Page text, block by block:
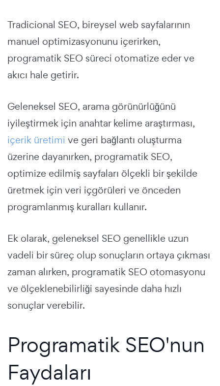
Tradicional SEO, bireysel web sayfalarının
manuel optimizasyonunu içerirken,
programatik SEO süreci otomatize eder ve
akıcı hale getirir.
Geleneksel SEO, arama görünürlüğünü
iyileştirmek için anahtar kelime araştırması,
içerik üretimi ve geri bağlantı oluşturma
üzerine dayanırken, programatik SEO,
optimize edilmiş sayfaları ölçekli bir şekilde
üretmek için veri içgörüleri ve önceden
programlanmış kuralları kullanır.
Ek olarak, geleneksel SEO genellikle uzun
vadeli bir süreç olup sonuçların ortaya çıkması
zaman alırken, programatik SEO otomasyonu
ve ölçeklenebilirliği sayesinde daha hızlı
sonuçlar verebilir.
Programatik SEO'nun
Faydaları